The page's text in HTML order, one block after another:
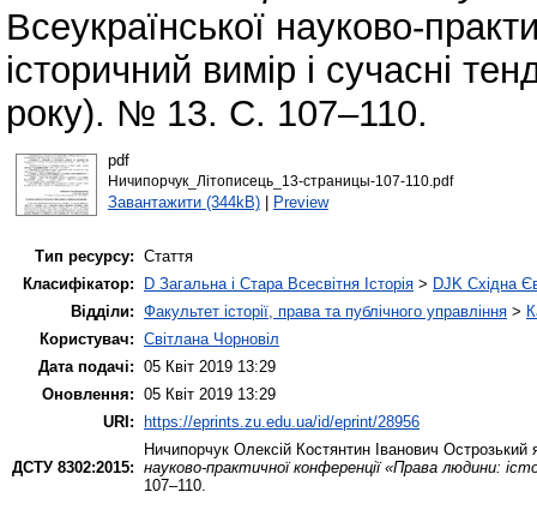
Всеукраїнської науково-
історичний вимір і сучасні
року). № 13. С. 107–110.
pdf
Ничипорчук_Літописець_13-страницы-107-110.pdf
Завантажити (344kB)| Preview
Тип ресурсу: Стаття
Класифікатор:
D Загальна і Стара Всесвітня Історія > DJK Східна
Відділи: Факультет історії, права та публічного управління >
Користувач: Світлана Чорновіл
Дата подачі: 05 Квіт 2019 13:29
Оновлення: 05 Квіт 2019 13:29
URI:
https://eprints.zu.edu.ua/id/eprint/28956
ДСТУ 8302:2015:
Ничипорчук Олексій Костянтин Іванович Острозький
науково-практичної конференції «Права людини:
107–110.